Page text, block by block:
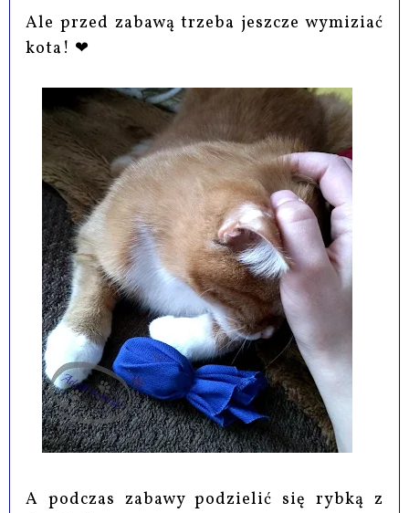
Ale przed zabawą trzeba jeszcze wymiziać
kota! ❤
A podczas zabawy podzielić się rybką z